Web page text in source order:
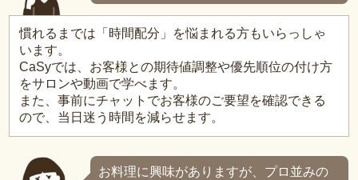
慣れるまでは「時間配分」を悩まれる方もいらっしゃ
います。
CaSyでは、お客様との期待値調整や優先順位の付け方
をサロンや動画で学べます。
また、事前にチャットでお客様のご要望を確認できる
ので、当日迷う時間を減らせます。
お料理に興味がありますが、プロ並みの